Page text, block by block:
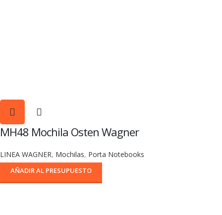
MH48 Mochila Osten Wagner
LINEA WAGNER, Mochilas, Porta Notebooks
AÑADIR AL PRESUPUESTO